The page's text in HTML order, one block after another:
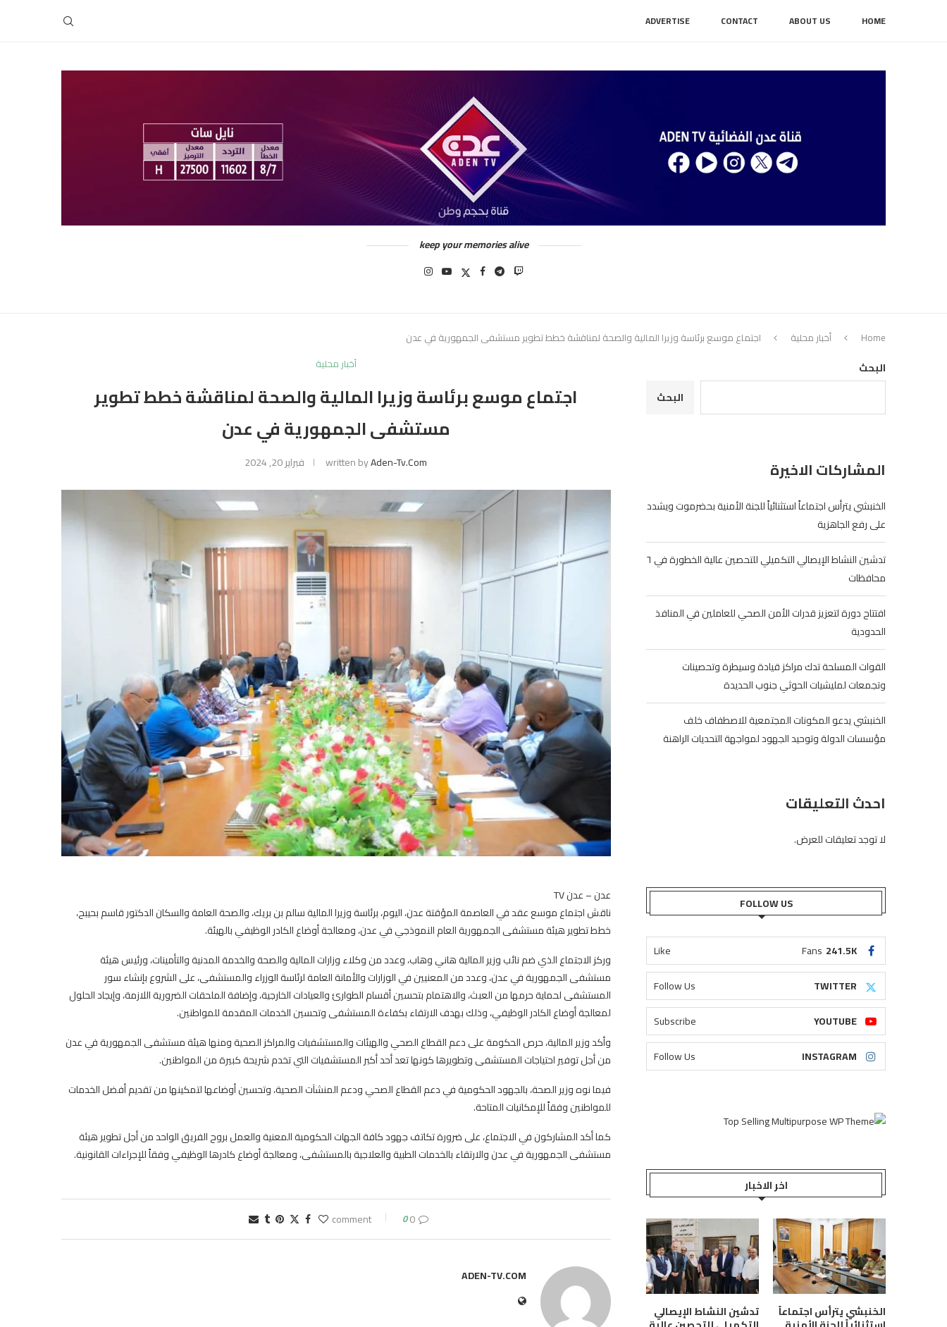
HOME
ABOUT US
CONTACT
ADVERTISE
keep your memories alive
Home أخبار محلية
اجتماع موسع برئاسة وزيرا المالية والصحة لمناقشة خطط تطوير مستشفى الجمهورية في عدن
أخبار محلية
اجتماع موسع برئاسة وزيرا المالية والصحة لمناقشة خطط تطوير
مستشفى الجمهورية في عدن
written byAden-Tv.com فبراير 20, 2024
عدن – عدن TV
ناقش اجتماع موسع عقد في العاصمة المؤقتة عدن، اليوم، برئاسة وزيرا المالية سالم بن بريك، والصحة العامة والسكان الدكتور قاسم بحيبح،
خطط تطوير هيئة مستشفى الجمهورية العام النموذجي في عدن، ومعالجة أوضاع الكادر الوظيفي بالهيئة.
وركز الاجتماع الذي ضم نائب وزير المالية هاني وهاب، وعدد من وكلاء وزارات المالية والصحة والخدمة المدنية والتأمينات، ورئيس هيئة
مستشفى الجمهورية في عدن، وعدد من المعنيين في الوزارات والأمانة العامة لرئاسة الوزراء والمستشفى، على الشروع بإنشاء سور
المستشفى لحماية حرمها من العبث، والاهتمام بتحسين أقسام الطوارئ والعيادات الخارجية، وإضافة الملحقات الضرورية اللازمة، وإيجاد الحلول
لمعالجة أوضاع الكادر الوظيفي، وذلك بهدف الارتقاء بكفاءة المستشفى وتحسين الخدمات المقدمة للمواطنين.
وأكد وزير المالية، حرص الحكومة على دعم القطاع الصحي والهيئات والمستشفيات والمراكز الصحية ومنها هيئة مستشفى الجمهورية في عدن
من أجل توفير احتياجات المستشفى وتطويرها كونها تعد أحد أكبر المستشفيات التي تخدم شريحة كبيرة من المواطنين.
فيما نوه وزير الصحة، بالجهود الحكومية في دعم القطاع الصحي ودعم المنشآت الصحية، وتحسين أوضاعها لتمكينها من تقديم أفضل الخدمات
للمواطنين وفقاً للإمكانيات المتاحة.
كما أكد المشاركون في الاجتماع، على ضرورة تكاتف جهود كافة الجهات الحكومية المعنية والعمل بروح الفريق الواحد من أجل تطوير هيئة
مستشفى الجمهورية في عدن والارتقاء بالخدمات الطبية والعلاجية بالمستشفى، ومعالجة أوضاع كادرها الوظيفي وفقاً للإجراءات القانونية.
0 comment
0
ADEN-TV.COM
البحث
البحث
المشاركات الاخيرة
الخنبشي يترأس اجتماعاً استثنائياً للجنة الأمنية بحضرموت ويشدد
على رفع الجاهزية
تدشين النشاط الإيصالي التكميلي للتحصين عالية الخطورة في ٦
محافظات
افتتاح دورة لتعزيز قدرات الأمن الصحي للعاملين في المنافذ
الحدودية
القوات المسلحة تدك مراكز قيادة وسيطرة وتحصينات
وتجمعات لمليشيات الحوثي جنوب الحديدة
الخنبشي يدعو المكونات المجتمعية للاصطفاف خلف
مؤسسات الدولة وتوحيد الجهود لمواجهة التحديات الراهنة
احدث التعليقات
لا توجد تعليقات للعرض.
FOLLOW US
241.5K
Fans
Like
TWITTER
Follow Us
YOUTUBE
Subscribe
INSTAGRAM
Follow Us
اخر الاخبار
الخنبشي يترأس اجتماعاً تدشين النشاط الإيصالي